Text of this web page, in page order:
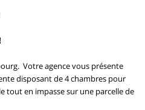
Votre agence vous présente
disposant de 4 chambres pour
tout en impasse sur une parcelle de